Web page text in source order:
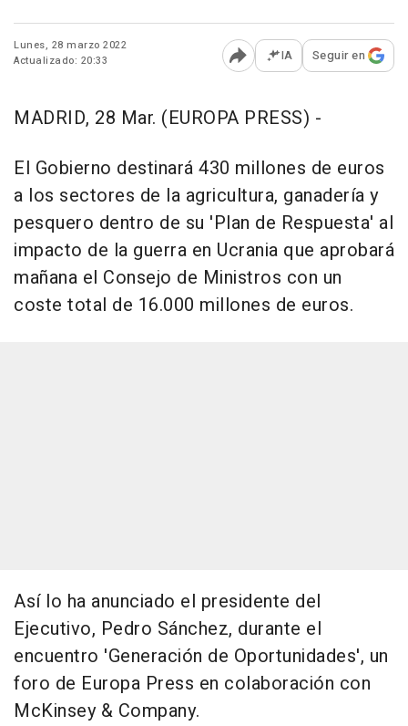
Lunes, 28 marzo 2022
Actualizado: 20:33
Abrir opciones para
IA Seguir en
MADRID, 28 Mar. (EUROPA PRESS) -
El Gobierno destinará 430 millones de euros
a los sectores de la agricultura, ganadería y
pesquero dentro de su 'Plan de Respuesta' al
impacto de la guerra en Ucrania que aprobará
mañana el Consejo de Ministros con un
coste total de 16.000 millones de euros.
Así lo ha anunciado el presidente del
Ejecutivo, Pedro Sánchez, durante el
encuentro 'Generación de Oportunidades', un
foro de Europa Press en colaboración con
McKinsey & Company.